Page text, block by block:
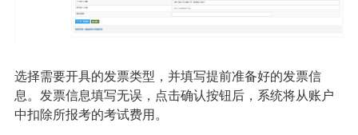
选择需要开具的发票类型，并填写提前准备好的发票信
息。发票信息填写无误，点击确认按钮后，系统将从账户
中扣除所报考的考试费用。